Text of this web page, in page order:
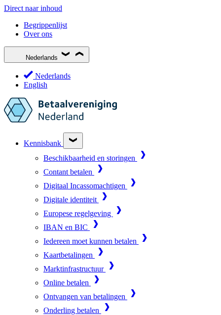
Direct naar inhoud
Begrippenlijst
Over ons
Nederlands
Nederlands
English
Kennisbank
Beschikbaarheid en storingen
Contant betalen
Digitaal Incassomachtigen
Digitale identiteit
Europese regelgeving
IBAN en BIC
Iedereen moet kunnen betalen
Kaartbetalingen
Marktinfrastructuur
Online betalen
Ontvangen van betalingen
Onderling betalen